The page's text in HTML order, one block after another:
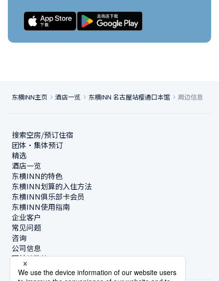
东横INN主页 酒店一览 东横INN 名古屋站樱通口本馆 周边信息
搜索空房/预订住宿
团体・集体预订
精选
酒店一览
东横INN的特色
东横INN划算的入住方法
东横INN俱乐部卡会员
东横INN使用指南
企业客户
常见问题
咨询
公司信息
可持续政策